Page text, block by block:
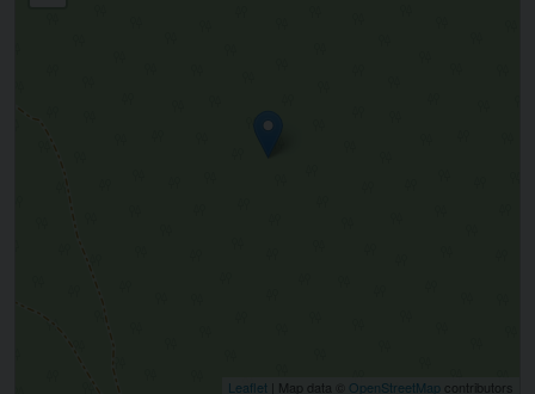
Leaflet | Map data © OpenStreetMap contributors